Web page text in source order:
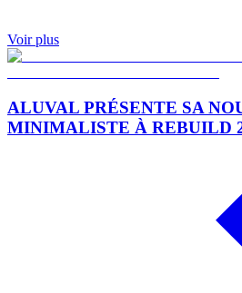
Voir plus
ALUVAL PRÉSENTE SA
MINIMALISTE À REBUILD